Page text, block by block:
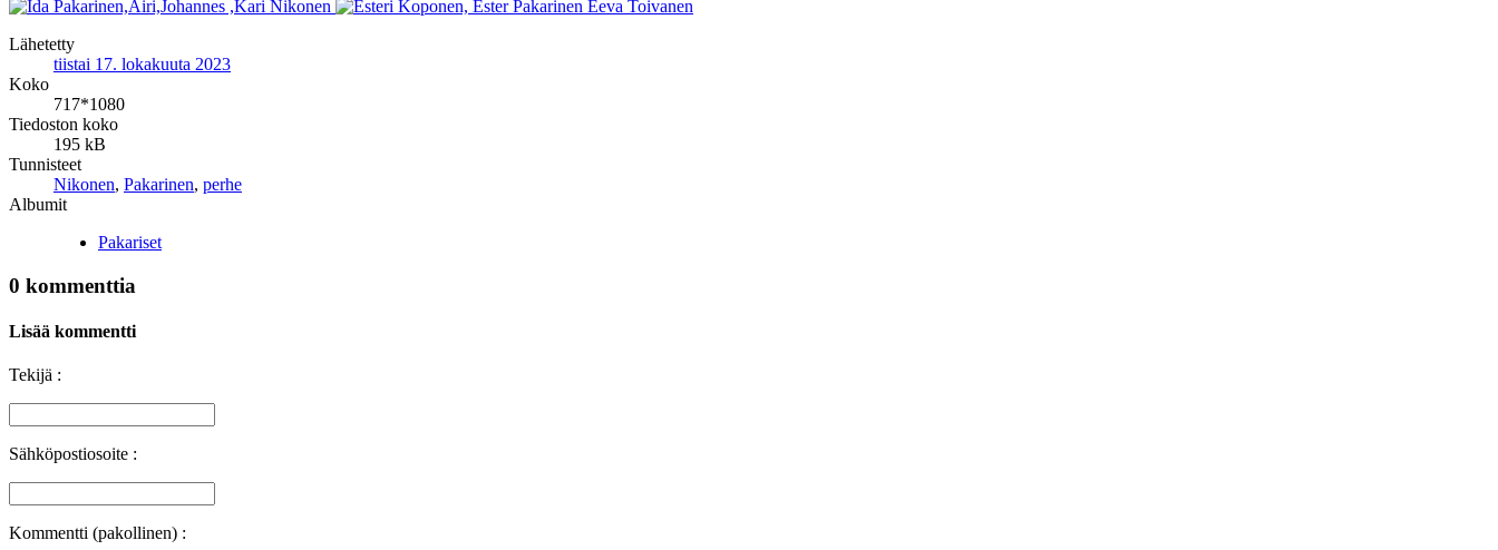
Lähetetty
tiistai 17. lokakuuta 2023
Koko
717*1080
Tiedoston koko
195 kB
Tunnisteet
Nikonen, Pakarinen, perhe
Albumit
Pakariset
0 kommenttia
Lisää kommentti
Tekijä :
Sähköpostiosoite :
Kommentti (pakollinen) :